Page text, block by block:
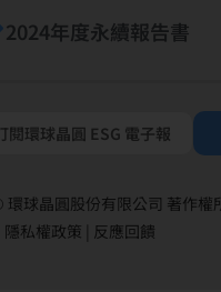
持「負責任的成長」營運理念，
架構、強化營運透明度，並將永
水資源管理及供應鏈永續管理
「水安全」A 領導等級評級
高級別「供應鏈議合領導者
善職場與…
2024年度永續報告書
球晶圓股份有限公司 著作權
隱私權政策 反應回饋